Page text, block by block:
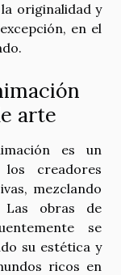
originalidad y
en el
arte
es un
creadores
mezclando
Las obras de
se
su estética y
ricos en